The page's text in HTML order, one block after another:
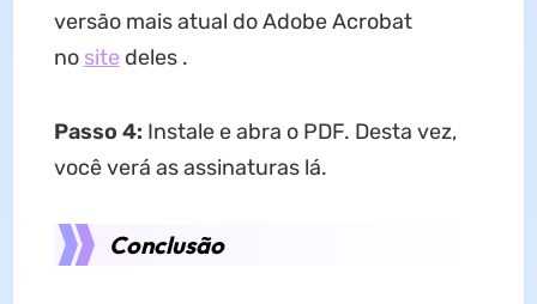
versão mais atual do Adobe Acrobat
no site deles .
Passo 4: Instale e abra o PDF. Desta vez,
você verá as assinaturas lá.
Conclusão